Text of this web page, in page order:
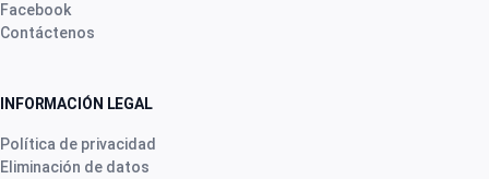
Facebook
Contáctenos
INFORMACIÓN LEGAL
Política de privacidad
Eliminación de datos